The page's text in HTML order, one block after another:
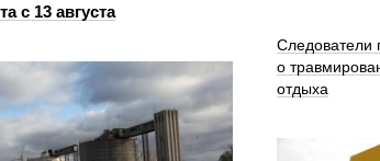
с 13 августа
о
отдыха